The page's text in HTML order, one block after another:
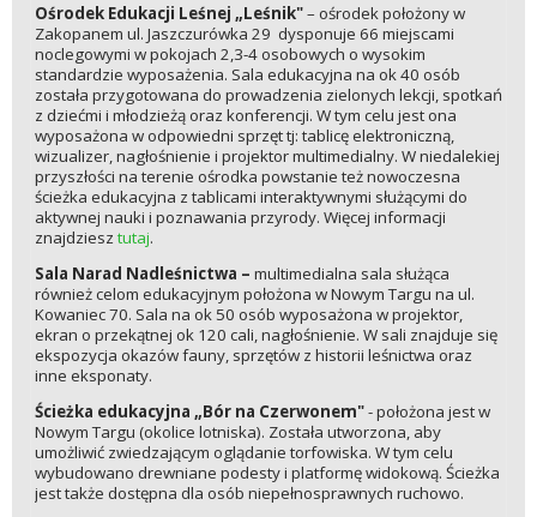
Ośrodek Edukacji Leśnej „Leśnik"– ośrodek położony w
Zakopanem ul. Jaszczurówka 29 dysponuje 66 miejscami
noclegowymi w pokojach 2,3-4 osobowych o wysokim
standardzie wyposażenia. Sala edukacyjna na ok 40 osób
została przygotowana do prowadzenia zielonych lekcji, spotkań
z dziećmi i młodzieżą oraz konferencji. W tym celu jest ona
wyposażona w odpowiedni sprzęt tj: tablicę elektroniczną,
wizualizer, nagłośnienie i projektor multimedialny. W niedalekiej
przyszłości na terenie ośrodka powstanie też nowoczesna
ścieżka edukacyjna z tablicami interaktywnymi służącymi do
aktywnej nauki i poznawania przyrody. Więcej informacji
znajdziesz tutaj.
Sala Narad Nadleśnictwa – multimedialna sala służąca
również celom edukacyjnym położona w Nowym Targu na ul.
Kowaniec 70. Sala na ok 50 osób wyposażona w projektor,
ekran o przekątnej ok 120 cali, nagłośnienie. W sali znajduje się
ekspozycja okazów fauny, sprzętów z historii leśnictwa oraz
inne eksponaty.
Ścieżka edukacyjna „Bór na Czerwonem"- położona jest w
Nowym Targu (okolice lotniska). Została utworzona, aby
umożliwić zwiedzającym oglądanie torfowiska. W tym celu
wybudowano drewniane podesty i platformę widokową. Ścieżka
jest także dostępna dla osób niepełnosprawnych ruchowo.